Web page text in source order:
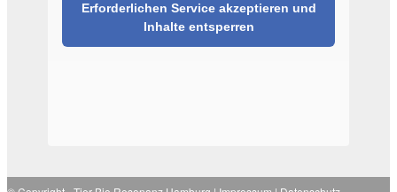
Erforderlichen Service akzeptieren und
Inhalte entsperren